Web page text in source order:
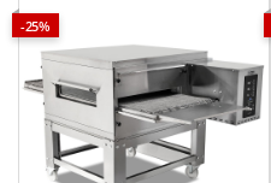
Lungime Banda (cm): 157
Consum Gaz Natural: 1,90 M3/h
Consum GPL: 1,41 Kg/h
Panou De Control Cu Touchscreen
Viteza Benzii Reglabila In Intervalul
1...60 Minute
Cuptorul Este Usor De Igienizat.
Posibilitate De Suprapunere A Pana La
-25%